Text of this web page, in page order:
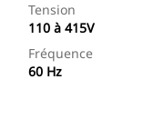
Tension
110 à 415V
Fréquence
60 Hz